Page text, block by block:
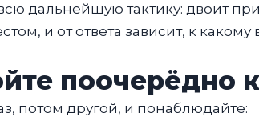
дальнейшую тактику: двоит при
и от ответа зависит, к
поочерёдно
потом другой, и понаблюдайте: